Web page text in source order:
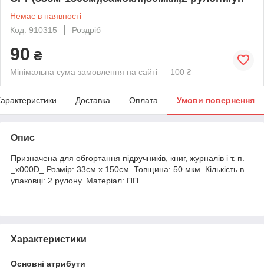
Немає в наявності
Код: 910315
Роздріб
90 ₴
Мінімальна сума замовлення на сайті — 100 ₴
Доставка Оплата Умови повернення
Опис
Призначена для обгортання підручників, книг, журналів і т. п.
_x000D_ Розмір: 33см х 150см. Товщина: 50 мкм. Кількість в
упаковці: 2 рулону. Матеріал: ПП.
Характеристики
Основні атрибути